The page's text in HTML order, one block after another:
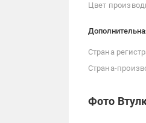
Цвет
Страна
Страна-
Фото